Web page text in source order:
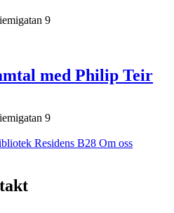
9
med Philip Teir
9
Residens B28 Om oss